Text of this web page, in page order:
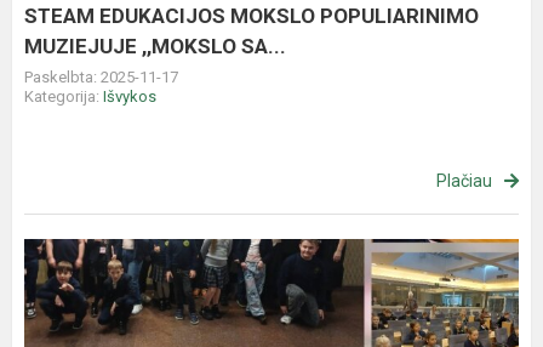
STEAM EDUKACIJOS MOKSLO POPULIARINIMO
MUZIEJUJE ,,MOKSLO SA...
Paskelbta: 2025-11-17
Kategorija: Išvykos
Plačiau
TREČIOKAI
LIETUVOS
RESPUBLIKOS
SEIME